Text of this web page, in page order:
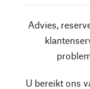
Advies,
U bereikt ons